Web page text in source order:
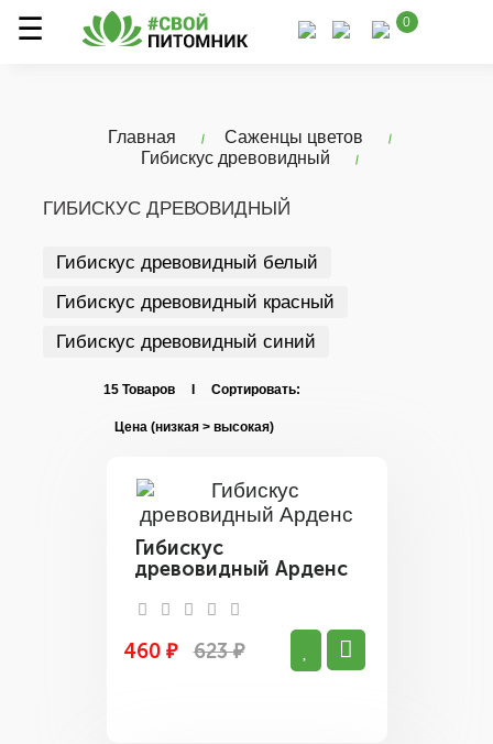
0
Главная
Саженцы цветов
Гибискус древовидный
ГИБИСКУС ДРЕВОВИДНЫЙ
Гибискус древовидный белый
Гибискус древовидный красный
Гибискус древовидный синий
15 Товаров I Сортировать:
Гибискус
древовидный Арденс
460 ₽ 623 ₽